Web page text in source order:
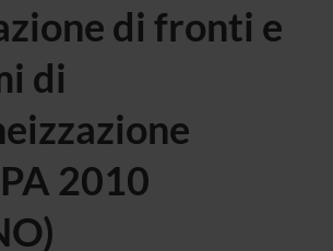
di fronti e
di
2010